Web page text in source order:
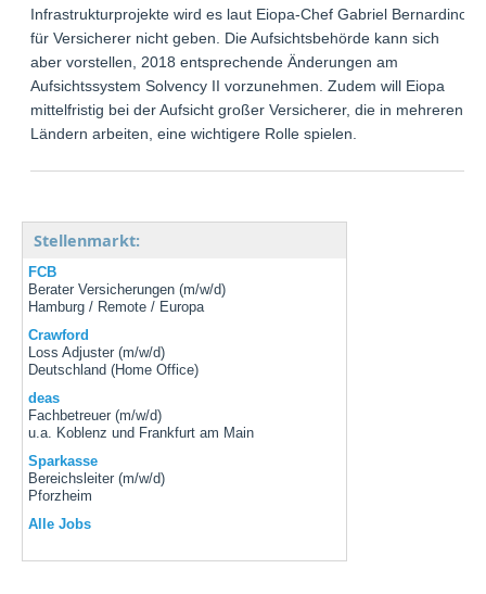
Infrastrukturprojekte wird es laut Eiopa-Chef Gabriel Bernardino
für Versicherer nicht geben. Die Aufsichtsbehörde kann sich
aber vorstellen, 2018 entsprechende Änderungen am
Aufsichtssystem Solvency II vorzunehmen. Zudem will Eiopa
mittelfristig bei der Aufsicht großer Versicherer, die in mehreren
Ländern arbeiten, eine wichtigere Rolle spielen.
Stellenmarkt:
FCB
Berater Versicherungen (m/w/d)
Hamburg / Remote / Europa
Crawford
Loss Adjuster (m/w/d)
Deutschland (Home Office)
deas
Fachbetreuer (m/w/d)
u.a. Koblenz und Frankfurt am Main
Sparkasse
Bereichsleiter (m/w/d)
Pforzheim
Alle Jobs